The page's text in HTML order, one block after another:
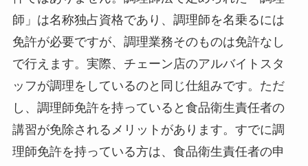
師」は名称独占資格であり、調理師を名乗るには
免許が必要ですが、調理業務そのものは免許なし
で行えます。実際、チェーン店のアルバイトスタ
ッフが調理をしているのと同じ仕組みです。ただ
し、調理師免許を持っていると食品衛生責任者の
講習が免除されるメリットがあります。すでに調
理師免許を持っている方は、食品衛生責任者の申